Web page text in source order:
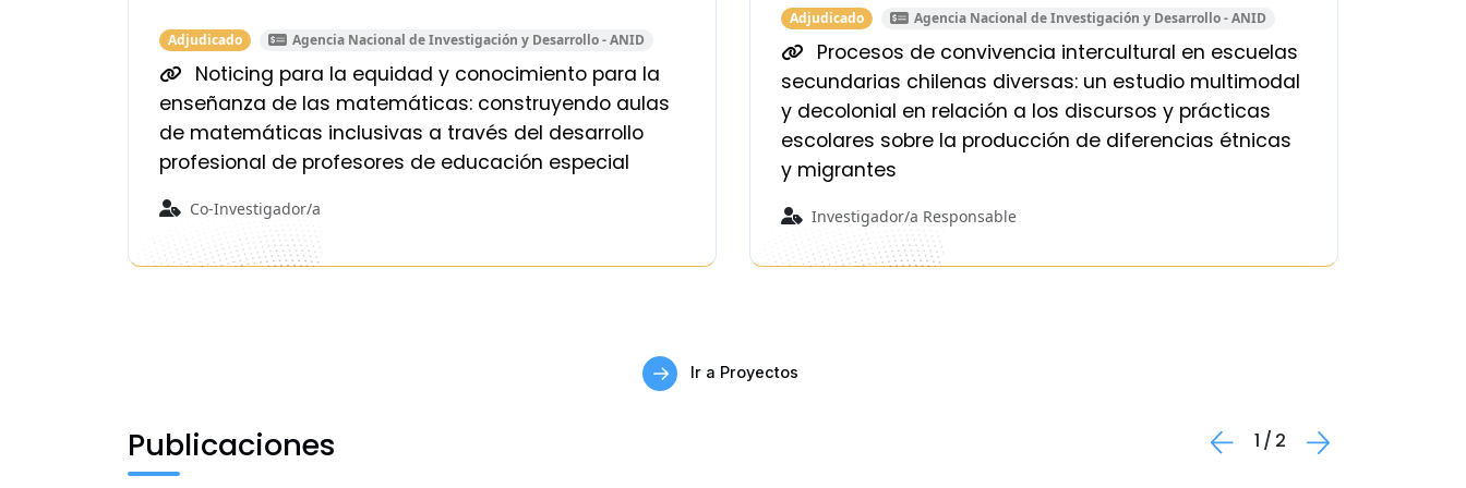
Adjudicado Agencia Nacional de Investigación y Desarrollo - ANID
Noticing para la equidad y conocimiento para la
enseñanza de las matemáticas: construyendo aulas
de matemáticas inclusivas a través del desarrollo
profesional de profesores de educación especial
Co-Investigador/a
Adjudicado Agencia Nacional de Investigación y Desarrollo - ANID
Procesos de convivencia intercultural en escuelas
secundarias chilenas diversas: un estudio multimodal
y decolonial en relación a los discursos y prácticas
escolares sobre la producción de diferencias étnicas
y migrantes
Investigador/a Responsable
Ir a Proyectos
Publicaciones 1 / 2